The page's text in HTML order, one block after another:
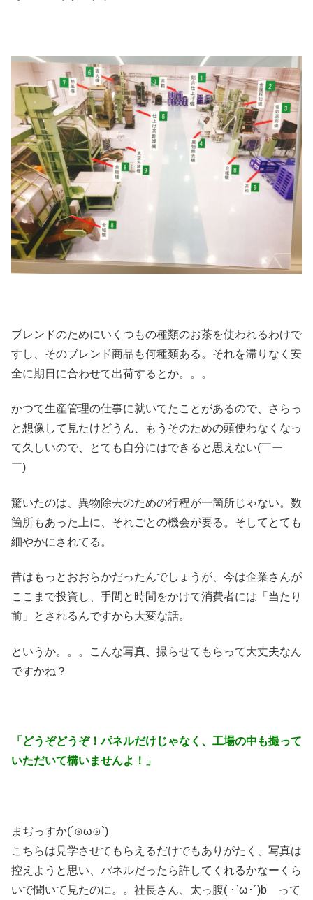
ブレンドのためにいくつもの種類のお茶を使われるわけで
すし、そのブレンド商品も何種類ある。それを滞りなく安
全に期日に合わせて出荷するとか。。。
かつて生産管理の仕事に就いてたことがあるので、さらっ
と想像して見たけどうん、もうそのための頭使わなくなっ
て久しいので、とても自分にはできると思えない(￣ー
￣)
驚いたのは、異物除去のための行程が一箇所じゃない。数
箇所もあった上に、それごとの機会が要る。そしてとても
細やかにされてる。
昔はもっとおおらかだったんでしょうが、今は企業さんが
ここまで投資し、手間と時間をかけて消費者には「当たり
前」とされるんですから大変な話。
というか。。。こんな写真、撮らせてもらって大丈夫なん
ですかね？
「どうぞどうぞ！パネルだけじゃなく、工場の中も撮って
いただいて構いませんよ！」
まぢっすか(´⊙ω⊙`)
こちらは見学させてもらえるだけでもありがたく、写真は
控えようと思い、パネルだったら許してくれるかなーくら
いで聞いて見たのに。。社長さん、太っ腹( ･`ω･´)b って